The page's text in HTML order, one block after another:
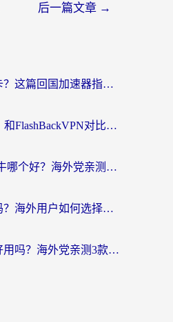
后一篇文章 →
美国看世界杯总卡？这篇回国加速器指南帮你无缝刷国内资源（附苹果手机VPN设置步骤）
穿梭VPN好用吗？和FlashBackVPN对比哪个回国效果更好？
Quickback和小黑牛哪个好？海外党亲测指南，选对回国加速器秒回国内
迅游和银河好用吗？海外用户如何选择回国加速器实现无缝访问国内资源
穿梭和奇游手游好用吗？海外党亲测3款回国加速器，附蜜蜂加速器七天试用攻略